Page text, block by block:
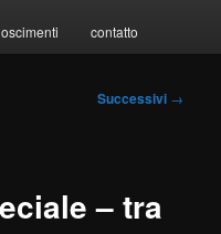
contatto
Successivi →
– tra